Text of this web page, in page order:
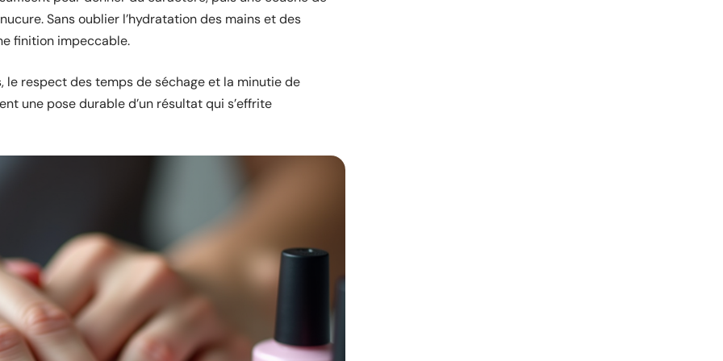
Sans oublier l’hydratation des mains et des
finition impeccable.
respect des temps de séchage et la minutie de
une pose durable d’un résultat qui s’effrite